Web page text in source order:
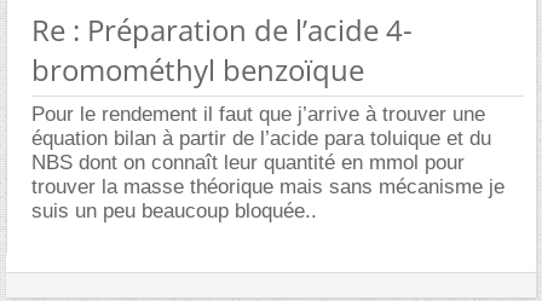
Re : Préparation de l’acide 4-
bromométhyl benzoïque
Pour le rendement il faut que j’arrive à trouver une
équation bilan à partir de l’acide para toluique et du
NBS dont on connaît leur quantité en mmol pour
trouver la masse théorique mais sans mécanisme je
suis un peu beaucoup bloquée..